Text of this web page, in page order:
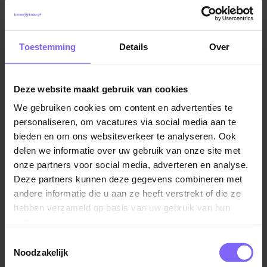
Toestemming Details Over
Deze website maakt gebruik van cookies
We gebruiken cookies om content en advertenties te
personaliseren, om vacatures via social media aan te
bieden en om ons websiteverkeer te analyseren. Ook
delen we informatie over uw gebruik van onze site met
onze partners voor social media, adverteren en analyse.
Deze partners kunnen deze gegevens combineren met
andere informatie die u aan ze heeft verstrekt of die ze
hebben verzameld op basis van uw gebruik van hun
Noodzakelijk
Wij zoeken verzorgenden IG voor onze
woningen en zijn op zoek naar stevige
persoonlijkheden die onze cliënten een stapje
verder kunnen brengen.
Over de functie
Mensen met een matige of ernstig meervoudige
beperking hebben vaak moeite om zelfstandig te
werken of te wonen. Zij hebben de mensen uit
hun omgeving hard nodig om de opgedane
ervaringen te ordenen en zich veilig te voelen.
Wij geven onze bewoners de ruimte om in een
vertrouwde omgeving zichzelf te zijn. Er is voor
jou alle ruimte om jouw werk aan te passen op